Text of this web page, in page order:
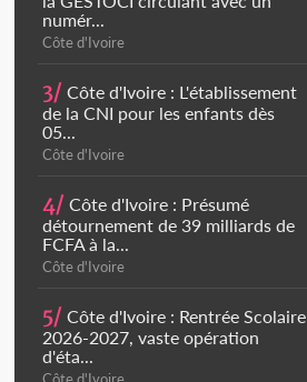
numér...
Côte d'Ivoire
3/ Côte d'Ivoire : L'établissement
de la CNI pour les enfants dès
05...
Côte d'Ivoire
4/ Côte d'Ivoire : Présumé
détournement de 39 milliards de
FCFA à la...
Côte d'Ivoire
5/ Côte d'Ivoire : Rentrée Scolaire
2026-2027, vaste opération
d'éta...